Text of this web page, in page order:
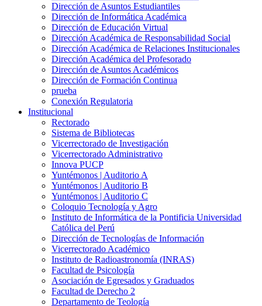
Dirección de Asuntos Estudiantiles
Dirección de Informática Académica
Dirección de Educación Virtual
Dirección Académica de Responsabilidad Social
Dirección Académica de Relaciones Institucionales
Dirección Académica del Profesorado
Dirección de Asuntos Académicos
Dirección de Formación Continua
prueba
Conexión Regulatoria
Institucional
Rectorado
Sistema de Bibliotecas
Vicerrectorado de Investigación
Vicerrectorado Administrativo
Innova PUCP
Yuntémonos | Auditorio A
Yuntémonos | Auditorio B
Yuntémonos | Auditorio C
Coloquio Tecnología y Agro
Instituto de Informática de la Pontificia Universidad
Católica del Perú
Dirección de Tecnologías de Información
Vicerrectorado Académico
Instituto de Radioastronomía (INRAS)
Facultad de Psicología
Asociación de Egresados y Graduados
Facultad de Derecho 2
Departamento de Teología